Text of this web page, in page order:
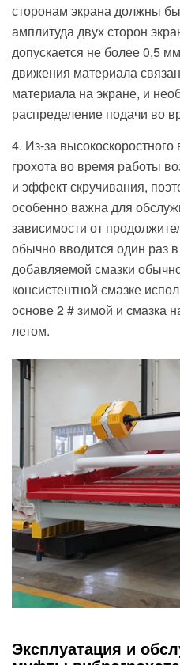
сторонам экрана должны
амплитуда двух сторон
допускается не более 0,5
движения материала
материала на экране, и
распределение подачи во
4. Из-за
грохота во время работы
и эффект скручивания,
особенно важна для
зависимости от
обычно вводится один раз
добавляемой смазки
консистентной смазке
основе 2 # зимой и смазка
летом.
Эксплуатация и